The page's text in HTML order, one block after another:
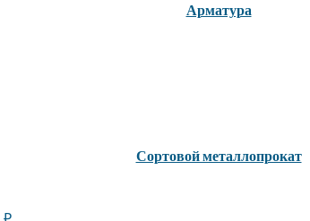
Арматура
Сортовой металлопрокат